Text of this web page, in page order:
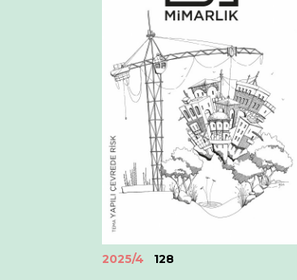
2025/4 128